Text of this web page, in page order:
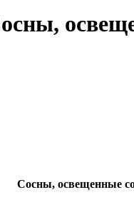
Сосны, освещенные